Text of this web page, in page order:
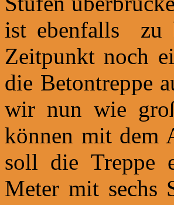
ist ebenfalls zu
Zeitpunkt noch
die Betontreppe
wir nun wie
können mit dem
soll die Treppe
Meter mit sechs